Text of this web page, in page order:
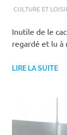
AOÛT 18, 2020
ASSOEDH
CULTURE ET
Inutile de le
regardé et lu
LIRE LA SUITE